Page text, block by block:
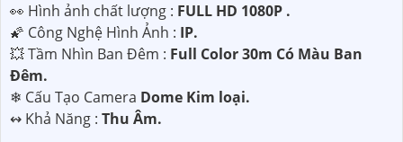
️👀 Hình ảnh chất lượng : FULL HD 1080P .
🌠 Công Nghệ Hình Ảnh : IP.
💥 Tầm Nhìn Ban Đêm : Full Color 30m Có Màu Ban
Ðêm.
❄ Cấu Tạo Camera Dome Kim loại.
️↭ Khả Năng : Thu Âm.